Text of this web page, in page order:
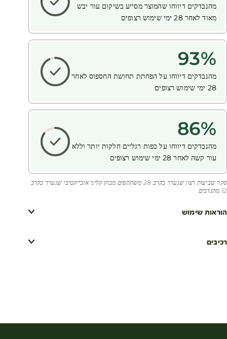
מהנבדקים דיווחו שהמוצר מסייע בשיקום עור יבש
מאוד לאחר 28 ימי שימוש רצופים
93%
מהנבדקים דיווחו על הפחתת תחושת החספוס לאחר
28 ימי שימוש רצופים
86%
מהנבדקים דיווחו על כפות רגליים חלקות יותר וללא
עור קשה לאחר 28 ימי שימוש רצופים
סקר שביעות רצון שנערך בקרב 28 משתתפים מבחן קליני אובייקטיבי שנערך בקרב
12 מתנדבים
הוראות שימוש
רכיבים